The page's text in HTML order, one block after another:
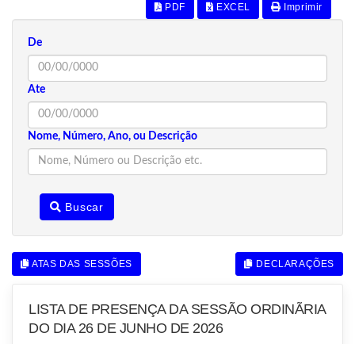
PDF EXCEL Imprimir
De
Ate
Nome, Número, Ano, ou Descrição
Buscar
ATAS DAS SESSÕES DECLARAÇÕES
LISTA DE PRESENÇA DA SESSÃO ORDINÃRIA
DO DIA 26 DE JUNHO DE 2026